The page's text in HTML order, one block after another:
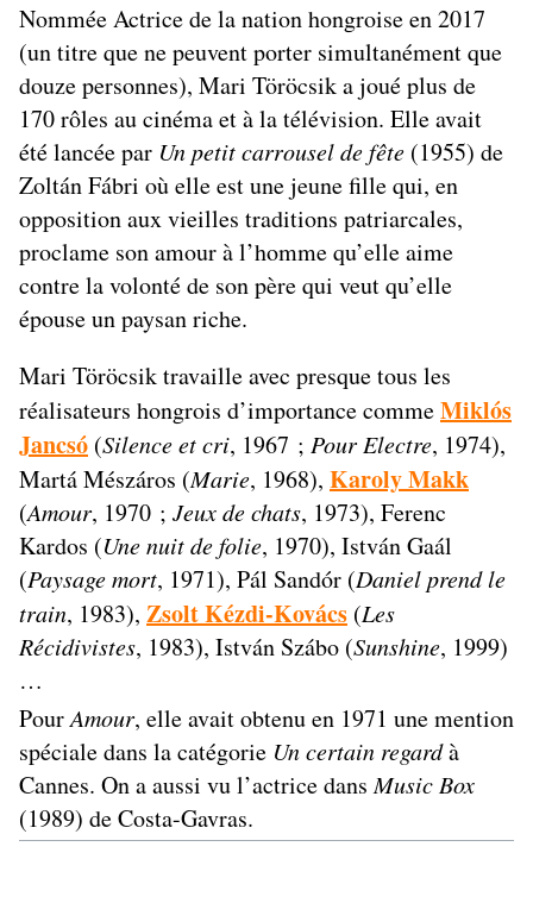
Nommée Actrice de la nation hongroise en 2017
(un titre que ne peuvent porter simultanément que
douze personnes), Mari Töröcsik a joué plus de
170 rôles au cinéma et à la télévision. Elle avait
été lancée par Un petit carrousel de fête (1955) de
Zoltán Fábri où elle est une jeune fille qui, en
opposition aux vieilles traditions patriarcales,
proclame son amour à l’homme qu’elle aime
contre la volonté de son père qui veut qu’elle
épouse un paysan riche.
Mari Töröcsik travaille avec presque tous les
réalisateurs hongrois d’importance commeMiklós
Jancsó (Silence et cri, 1967 ; Pour Electre, 1974),
Martá Mészáros (Marie, 1968), Karoly Makk
(Amour, 1970 ; Jeux de chats, 1973), Ferenc
Kardos (Une nuit de folie, 1970), István Gaál
(Paysage mort, 1971), Pál Sandór (Daniel prend le
train, 1983), Zsolt Kézdi-Kovács (Les
Récidivistes, 1983), István Szábo (Sunshine, 1999)
…
PourAmour, elle avait obtenu en 1971 une mention
spéciale dans la catégorie Un certain regardà
Cannes. On a aussi vu l’actrice dansMusic Box
(1989) de Costa-Gavras.